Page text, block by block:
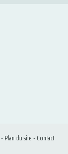
-Plan du site-Contact